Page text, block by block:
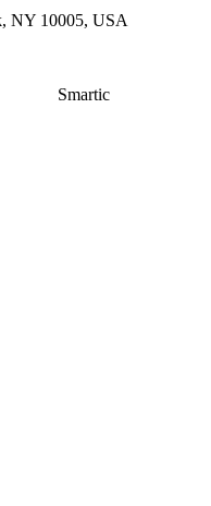
NY 10005, USA